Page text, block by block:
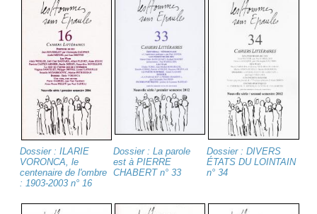
Dossier : ILARIE
VORONCA, le
centenaire de l'ombre
: 1903-2003 n° 16
Dossier : La parole
est à PIERRE
CHABERT n° 33
Dossier : DIVERS
ÉTATS DU LOINTAIN
n° 34